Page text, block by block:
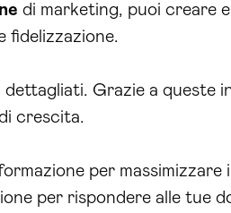
di marketing, puoi creare
fidelizzazione.
Grazie a queste
crescita.
per massimizzare
per rispondere alle tue